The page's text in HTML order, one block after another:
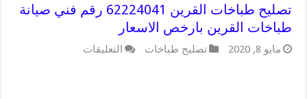
تصليح طباخات القرين 62224041 رقم فني صيانة
طباخات القرين بارخص الاسعار
مايو 8, 2020 تصليح طباخات التعليقات